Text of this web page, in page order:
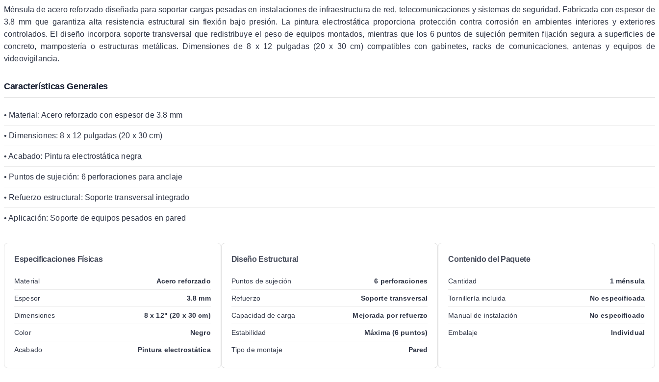
Ménsula de acero reforzado diseñada para soportar cargas pesadas en instalaciones de infraestructura de red, telecomunicaciones y sistemas de seguridad. Fabricada con espesor de
3.8 mm que garantiza alta resistencia estructural sin flexión bajo presión. La pintura electrostática proporciona protección contra corrosión en ambientes interiores y exteriores
controlados. El diseño incorpora soporte transversal que redistribuye el peso de equipos montados, mientras que los 6 puntos de sujeción permiten fijación segura a superficies de
concreto, mampostería o estructuras metálicas. Dimensiones de 8 x 12 pulgadas (20 x 30 cm) compatibles con gabinetes, racks de comunicaciones, antenas y equipos de
videovigilancia.
Características Generales
• Material: Acero reforzado con espesor de 3.8 mm
• Dimensiones: 8 x 12 pulgadas (20 x 30 cm)
• Acabado: Pintura electrostática negra
• Puntos de sujeción: 6 perforaciones para anclaje
• Refuerzo estructural: Soporte transversal integrado
• Aplicación: Soporte de equipos pesados en pared
Especificaciones Físicas
Material Acero reforzado
Espesor 3.8 mm
Dimensiones 8 x 12" (20 x 30 cm)
Color Negro
Acabado Pintura electrostática
Diseño Estructural
Puntos de sujeción 6 perforaciones
Refuerzo Soporte transversal
Capacidad de carga Mejorada por refuerzo
Estabilidad Máxima (6 puntos)
Tipo de montaje Pared
Contenido del Paquete
Cantidad 1 ménsula
Tornillería incluida No especificada
Manual de instalación No especificado
Embalaje Individual